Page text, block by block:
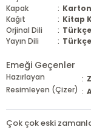
Kapak
: Karton
Kağıt
: Kitap
Orjinal Dili
: Türkçe
Yayın Dili
: Türkçe
Emeği Geçenler
Hazırlayan :
Resimleyen (Çizer) :
Çok çok eski